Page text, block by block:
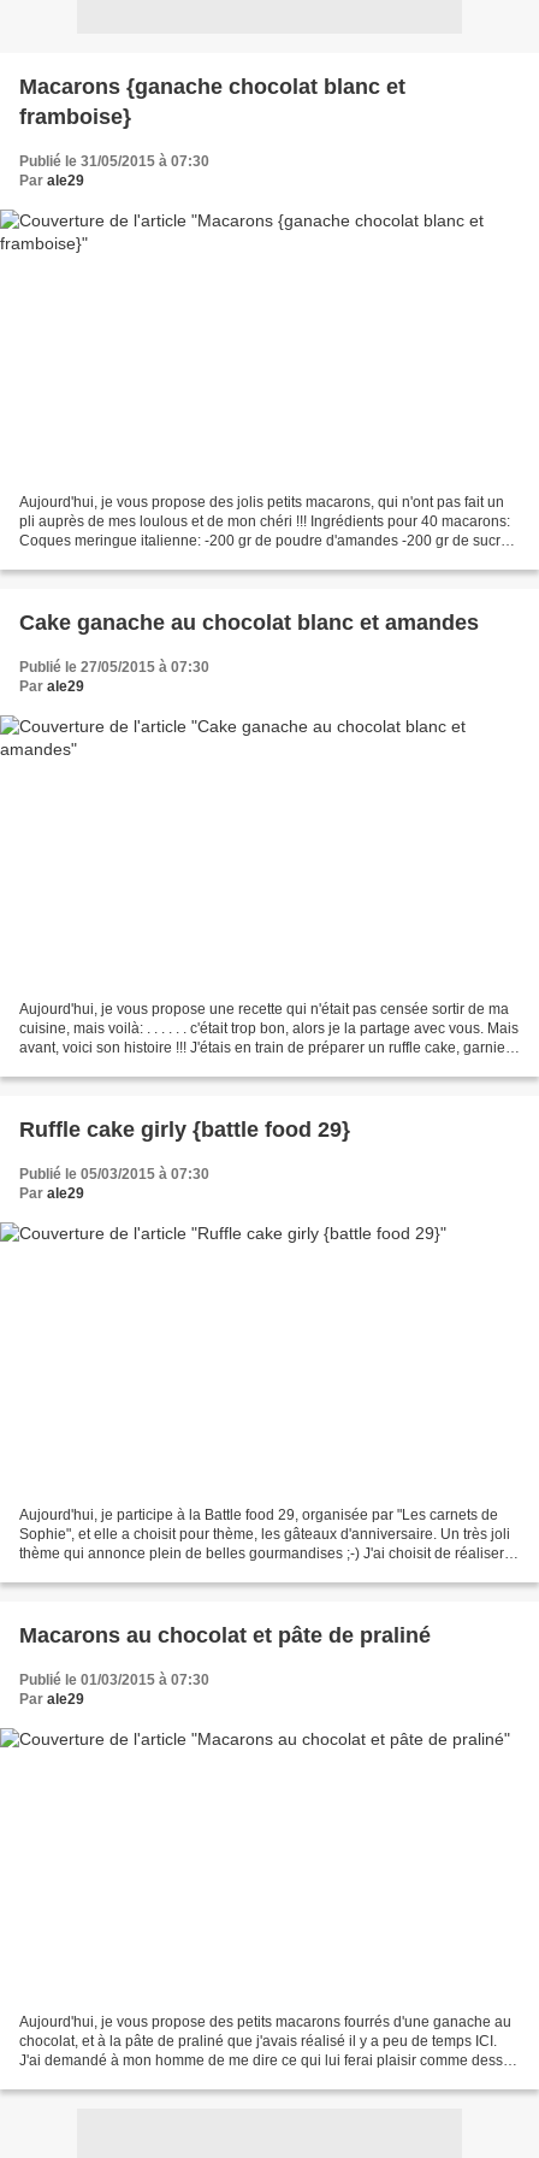
Macarons {ganache chocolat blanc et
framboise}
Publié le 31/05/2015 à 07:30
Par ale29
Aujourd'hui, je vous propose des jolis petits macarons, qui n'ont pas fait un
pli auprès de mes loulous et de mon chéri !!! Ingrédients pour 40 macarons:
Coques meringue italienne: -200 gr de poudre d'amandes -200 gr de sucre
Cake ganache au chocolat blanc et amandes
Publié le 27/05/2015 à 07:30
Par ale29
Aujourd'hui, je vous propose une recette qui n'était pas censée sortir de ma
cuisine, mais voilà: . . . . . . c'était trop bon, alors je la partage avec vous. Mais
avant, voici son histoire !!! J'étais en train de préparer un ruffle cake, garnie
Ruffle cake girly {battle food 29}
Publié le 05/03/2015 à 07:30
Par ale29
Aujourd'hui, je participe à la Battle food 29, organisée par "Les carnets de
Sophie", et elle a choisit pour thème, les gâteaux d'anniversaire. Un très joli
thème qui annonce plein de belles gourmandises ;-) J'ai choisit de réaliser
Macarons au chocolat et pâte de praliné
Publié le 01/03/2015 à 07:30
Par ale29
Aujourd'hui, je vous propose des petits macarons fourrés d'une ganache au
chocolat, et à la pâte de praliné que j'avais réalisé il y a peu de temps ICI.
J'ai demandé à mon homme de me dire ce qui lui ferai plaisir comme dessert